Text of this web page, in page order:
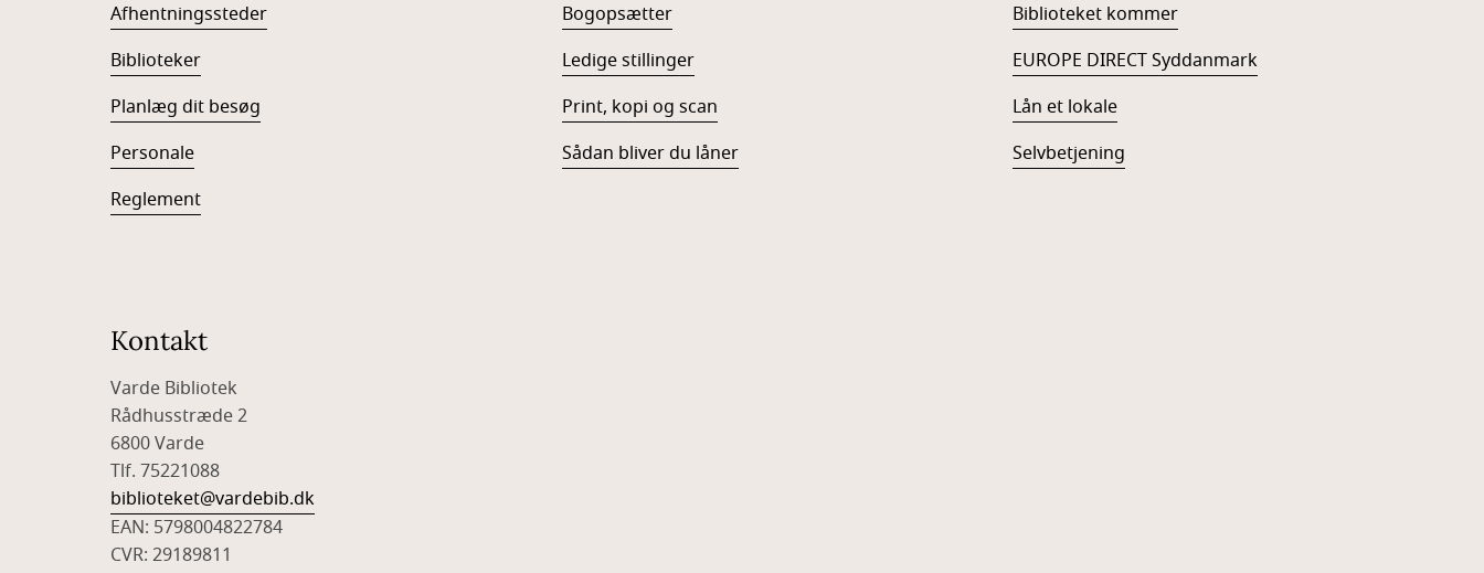
Afhentningssteder
Biblioteker
Planlæg dit besøg
Personale
Reglement
Bogopsætter
Ledige stillinger
Print, kopi og scan
Sådan bliver du låner
Biblioteket kommer
EUROPE DIRECT Syddanmark
Lån et lokale
Selvbetjening
Kontakt
Varde Bibliotek
Rådhusstræde 2
6800 Varde
Tlf. 75221088
biblioteket@vardebib.dk
EAN: 5798004822784
CVR: 29189811